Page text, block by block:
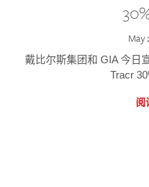
May
戴比尔斯集团和 GIA 今日
Tracr
阅